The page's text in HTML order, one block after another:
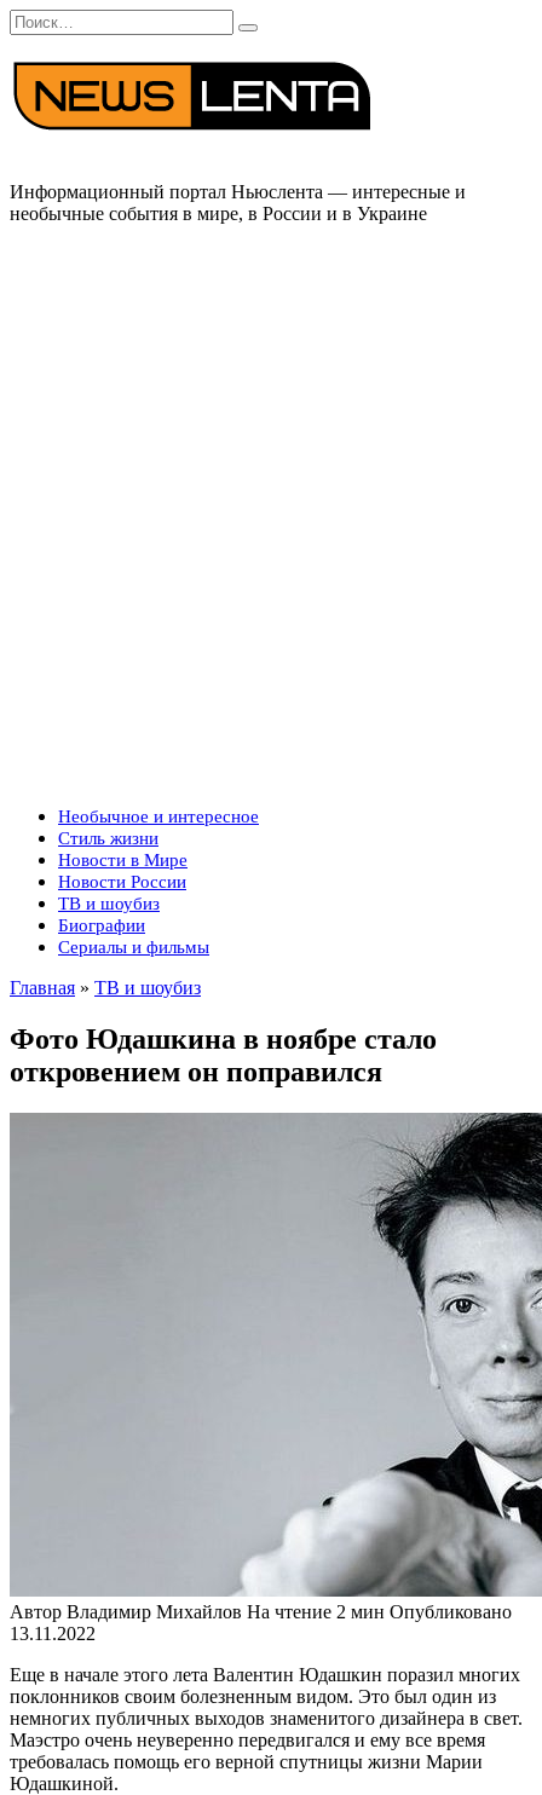
Перейти
к
содержанию
Search
for:
Информационный портал Ньюслента — интересные и
необычные события в мире, в России и в Украине
Необычное и интересное
Стиль жизни
Новости в Мире
Новости России
ТВ и шоубиз
Биографии
Сериалы и фильмы
Главная » ТВ и шоубиз
Фото Юдашкина в ноябре стало
откровением он поправился
Автор Владимир Михайлов На чтение 2 мин Опубликовано
13.11.2022
Еще в начале этого лета Валентин Юдашкин поразил многих
поклонников своим болезненным видом. Это был один из
немногих публичных выходов знаменитого дизайнера в свет.
Маэстро очень неуверенно передвигался и ему все время
требовалась помощь его верной спутницы жизни Марии
Юдашкиной.